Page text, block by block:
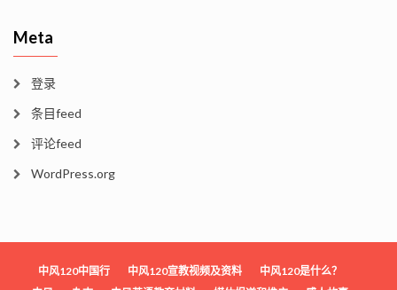
Meta
登录
条目feed
评论feed
WordPress.org
中风120中国行 中风120宣教视频及资料
中风120是什么？